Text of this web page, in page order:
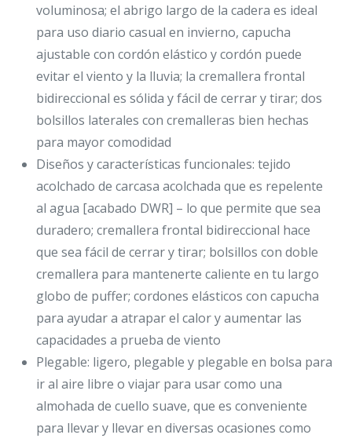
voluminosa; el abrigo largo de la cadera es ideal
para uso diario casual en invierno, capucha
ajustable con cordón elástico y cordón puede
evitar el viento y la lluvia; la cremallera frontal
bidireccional es sólida y fácil de cerrar y tirar; dos
bolsillos laterales con cremalleras bien hechas
para mayor comodidad
Diseños y características funcionales: tejido
acolchado de carcasa acolchada que es repelente
al agua [acabado DWR] – lo que permite que sea
duradero; cremallera frontal bidireccional hace
que sea fácil de cerrar y tirar; bolsillos con doble
cremallera para mantenerte caliente en tu largo
globo de puffer; cordones elásticos con capucha
para ayudar a atrapar el calor y aumentar las
capacidades a prueba de viento
Plegable: ligero, plegable y plegable en bolsa para
ir al aire libre o viajar para usar como una
almohada de cuello suave, que es conveniente
para llevar y llevar en diversas ocasiones como